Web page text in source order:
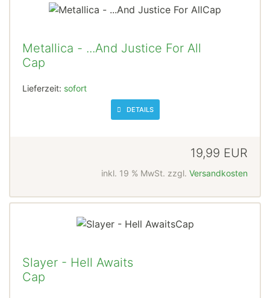
Metallica - ...And Justice For All
Cap
Lieferzeit: sofort
DETAILS
19,99 EUR
inkl. 19 % MwSt. zzgl. Versandkosten
Slayer - Hell Awaits
Cap